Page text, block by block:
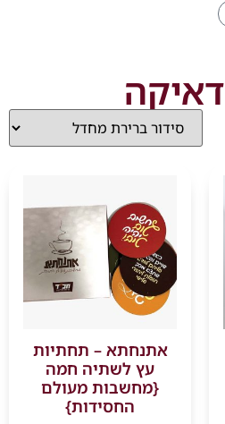
אתנחתא – תחתיות
עץ לשתיה חמה
{מחשבות מעולם
החסידות}